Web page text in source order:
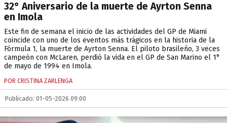
32° Aniversario de la muerte de Ayrton Senna
en Imola
Este fin de semana el inicio de las actividades del GP de Miami
coincide con uno de los eventos más trágicos en la historia de la
Fórmula 1, la muerte de Ayrton Senna. El piloto brasileño, 3 veces
campeón con McLaren, perdió la vida en el GP de San Marino el 1°
de mayo de 1994 en Imola.
POR CRISTINA ZARLENGA
Publicado: 01-05-2026 09:00